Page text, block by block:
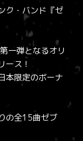
ク・バンド『ゼ
一弾となるオリ
ース！
本限定のボーナ
の全15曲ゼブ